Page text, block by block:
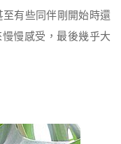
有些同伴剛開始時還
慢感受，最後幾乎大